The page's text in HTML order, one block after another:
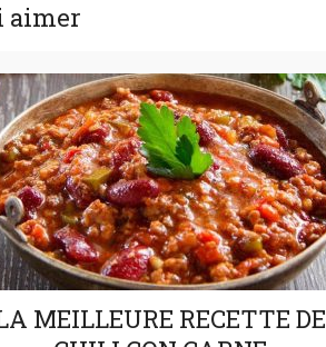
aimer
MEILLEURE RECETTE DE